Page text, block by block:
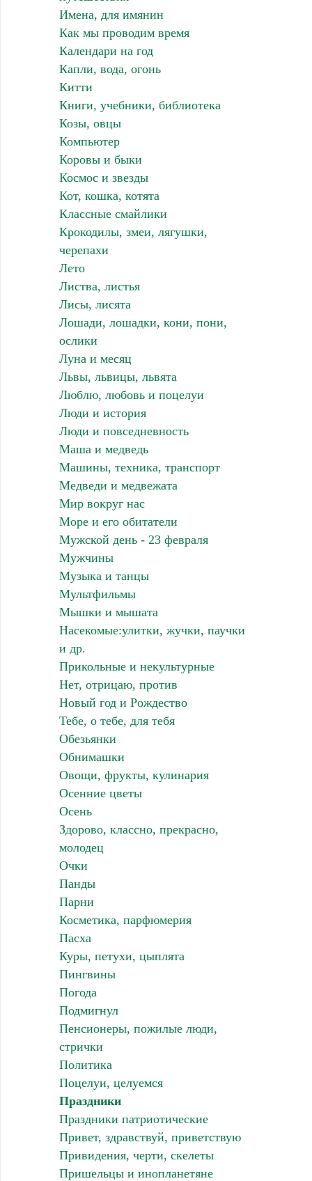
Имена, для имянин
Как мы проводим время
Календари на год
Капли, вода, огонь
Китти
Книги, учебники, библиотека
Козы, овцы
Компьютер
Коровы и быки
Космос и звезды
Кот, кошка, котята
Классные смайлики
Крокодилы, змеи, лягушки,
черепахи
Лето
Листва, листья
Лисы, лисята
Лошади, лошадки, кони, пони,
ослики
Луна и месяц
Львы, львицы, львята
Люблю, любовь и поцелуи
Люди и история
Люди и повседневность
Маша и медведь
Машины, техника, транспорт
Медведи и медвежата
Мир вокруг нас
Море и его обитатели
Мужской день - 23 февраля
Мужчины
Музыка и танцы
Мультфильмы
Мышки и мышата
Насекомые:улитки, жучки, паучки
и др.
Прикольные и некультурные
Нет, отрицаю, против
Новый год и Рождество
Тебе, о тебе, для тебя
Обезьянки
Обнимашки
Овощи, фрукты, кулинария
Осенние цветы
Осень
Здорово, классно, прекрасно,
молодец
Очки
Панды
Парни
Косметика, парфюмерия
Пасха
Куры, петухи, цыплята
Пингвины
Погода
Подмигнул
Пенсионеры, пожилые люди,
стрички
Политика
Поцелуи, целуемся
Праздники
Праздники патриотические
Привет, здравствуй, приветствую
Привидения, черти, скелеты
Пришельцы и инопланетяне